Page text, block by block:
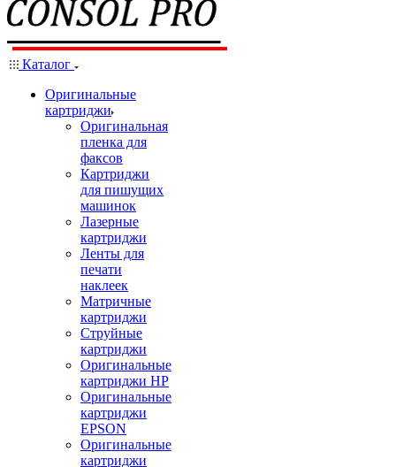
Каталог
Оригинальные
картриджи
Оригинальная
пленка для
факсов
Картриджи
для пишущих
машинок
Лазерные
картриджи
Ленты для
печати
наклеек
Матричные
картриджи
Струйные
картриджи
Оригинальные
картриджи HP
Оригинальные
картриджи
EPSON
Оригинальные
картриджи